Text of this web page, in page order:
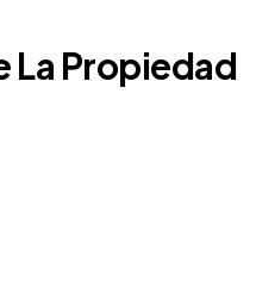
La Propiedad